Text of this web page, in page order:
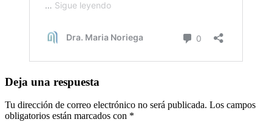
Deja una respuesta
Tu dirección de correo electrónico no será publicada. Los campos
obligatorios están marcados con *